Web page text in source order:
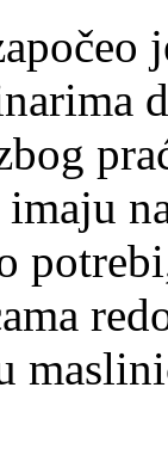
imaju